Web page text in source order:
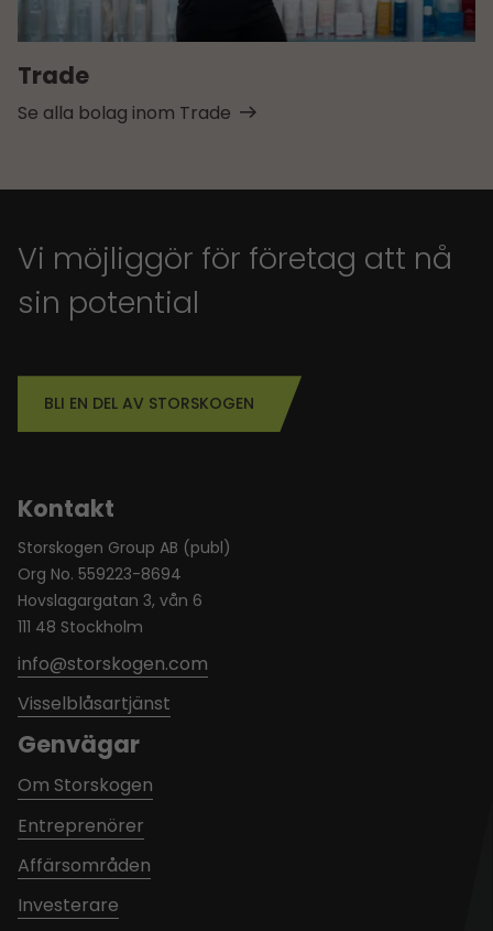
Trade
Se alla bolag inom Trade
Vi möjliggör för företag att nå
sin potential
BLI EN DEL AV STORSKOGEN
Kontakt
Storskogen Group AB (publ)
Org No. 559223-8694
Hovslagargatan 3, vån 6
111 48 Stockholm
info@storskogen.com
Visselblåsartjänst
Genvägar
Om Storskogen
Entreprenörer
Affärsområden
Investerare